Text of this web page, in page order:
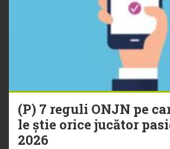
(P) 7 reguli ONJN pe
le știe orice jucător
2026